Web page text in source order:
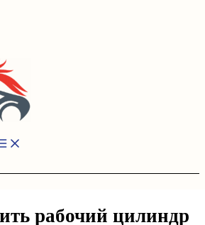
рабочий цилиндр